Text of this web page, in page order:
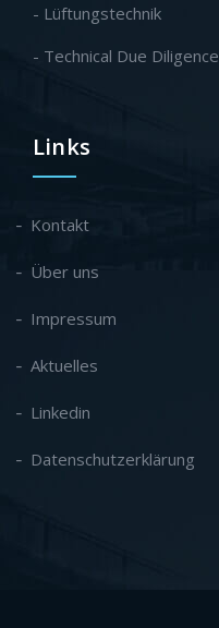
- Lüftungstechnik
- Technical Due Diligence
Links
Kontakt
Über uns
Impressum
Aktuelles
Linkedin
Datenschutzerklärung